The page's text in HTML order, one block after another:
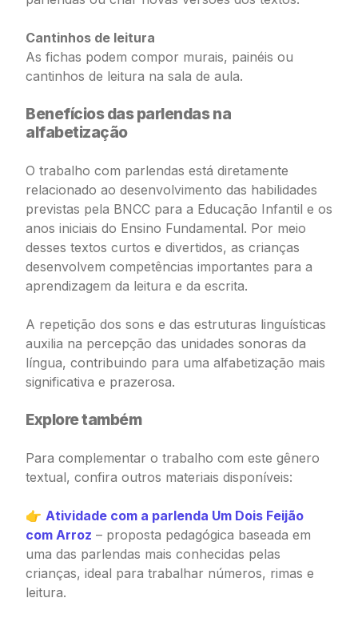
Cantinhos de leitura
As fichas podem compor murais, painéis ou
cantinhos de leitura na sala de aula.
Benefícios das parlendas na
alfabetização
O trabalho com parlendas está diretamente
relacionado ao desenvolvimento das habilidades
previstas pela BNCC para a Educação Infantil e os
anos iniciais do Ensino Fundamental. Por meio
desses textos curtos e divertidos, as crianças
desenvolvem competências importantes para a
aprendizagem da leitura e da escrita.
A repetição dos sons e das estruturas linguísticas
auxilia na percepção das unidades sonoras da
língua, contribuindo para uma alfabetização mais
significativa e prazerosa.
Explore também
Para complementar o trabalho com este gênero
textual, confira outros materiais disponíveis:
👉 Atividade com a parlenda Um Dois Feijão
com Arroz – proposta pedagógica baseada em
uma das parlendas mais conhecidas pelas
crianças, ideal para trabalhar números, rimas e
leitura.